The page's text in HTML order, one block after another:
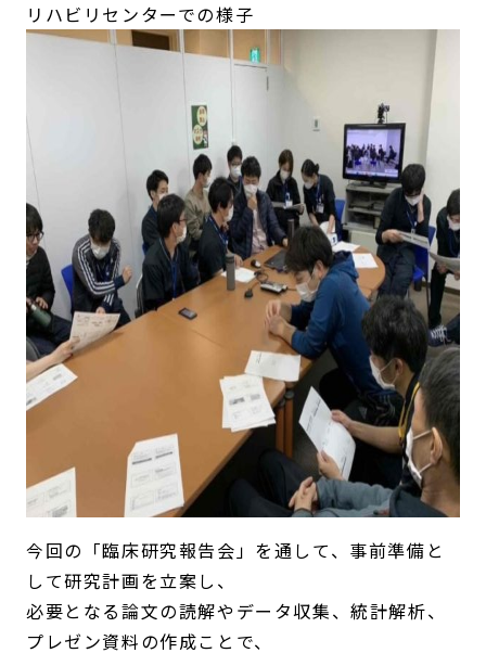
リハビリセンターでの様子
今回の「臨床研究報告会」を通して、事前準備と
して研究計画を立案し、
必要となる論文の読解やデータ収集、統計解析、
プレゼン資料の作成ことで、